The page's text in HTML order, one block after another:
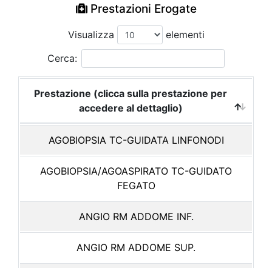
Prestazioni Erogate
Visualizza
elementi
Cerca:
Prestazione (clicca sulla prestazione per
accedere al dettaglio)
AGOBIOPSIA TC-GUIDATA LINFONODI
AGOBIOPSIA/AGOASPIRATO TC-GUIDATO
FEGATO
ANGIO RM ADDOME INF.
ANGIO RM ADDOME SUP.